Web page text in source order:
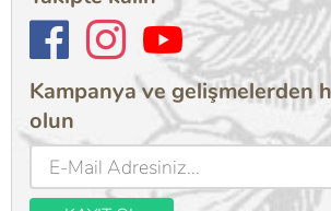
Kampanya ve gelişmelerden
olun